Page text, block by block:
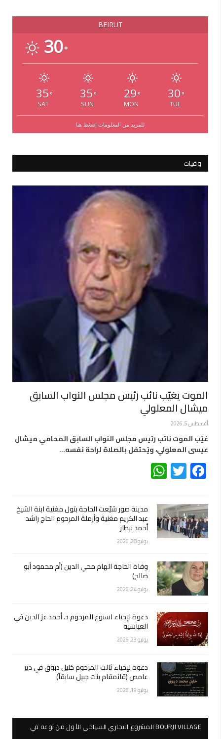
BEIRUT
30°
35 °
SAT
35 °
SUN
29 °
MON
30 °
TUE
للمزيد من المعلومات إضغط هنا
وفيات
الموت يغيّب نائب رئيس مجلس النواب السابق
ميشال المعلولي
أغسطس 5, 2026
غيّب الموت نائب رئيس مجلس النواب السابق المحامي ميشال
عيسى المعلولي، ويُحتفل بالصلاة لراحة نفسه…
Facebook
Twitter
مدينة صور شيّعت الحاجة بتول مغنية ابنة الشيخ
عبد الكريم مغنية وأرملة المرحوم الحاج راشد
أحمد بيطار
يوليو 28, 2026
وفاة الحاجة الهام محي الدين (أم محمود أبو
صالح)
يوليو 24, 2026
دعوة لإحياء اسبوع المرحوم د. أحمد عز الدين في
العباسية
يوليو 23, 2026
دعوة لإحياء ثالث المرحوم خليل دبوق في دير
عامص (قائمقام بنت جبيل سابقاً)
يوليو 19, 2026
BOURJI VILLAGE المشروع التجاري السياحي الأول من نوعه في